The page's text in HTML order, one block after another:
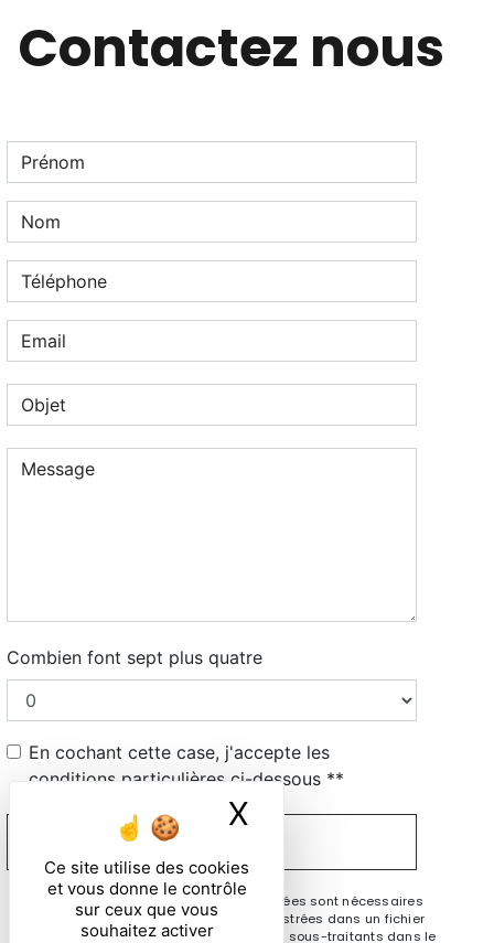
Ce site utilise des cookies
et vous donne le contrôle
sur ceux que vous
souhaitez activer
X Masquer le
Contactez nous
Combien font sept plus quatre
En cochant cette case, j'accepte les
conditions particulières ci-dessous **
ENVOYER
** Les données personnelles communiquées sont nécessaires
aux fins de vous contacter et sont enregistrées dans un fichier
informatisé. Elles sont destinées à et ses sous-traitants dans le